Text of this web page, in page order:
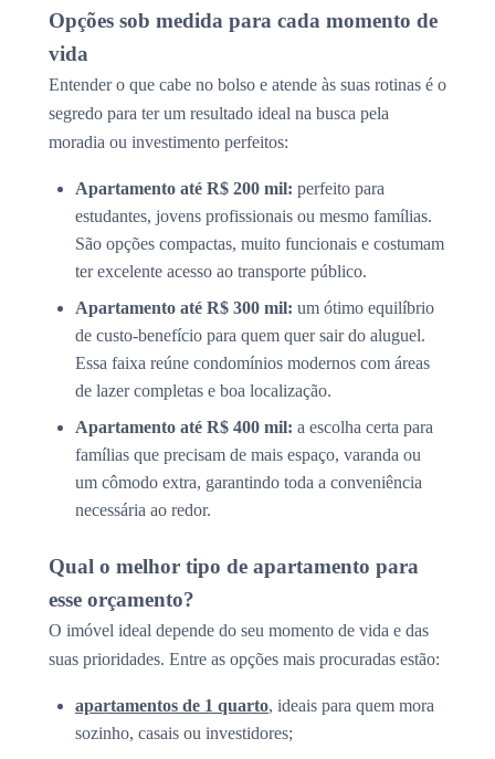
Opções sob medida para cada momento de
vida
Entender o que cabe no bolso e atende às suas rotinas é o
segredo para ter um resultado ideal na busca pela
moradia ou investimento perfeitos:
Apartamento até R$ 200 mil: perfeito para
estudantes, jovens profissionais ou mesmo famílias.
São opções compactas, muito funcionais e costumam
ter excelente acesso ao transporte público.
Apartamento até R$ 300 mil: um ótimo equilíbrio
de custo-benefício para quem quer sair do aluguel.
Essa faixa reúne condomínios modernos com áreas
de lazer completas e boa localização.
Apartamento até R$ 400 mil: a escolha certa para
famílias que precisam de mais espaço, varanda ou
um cômodo extra, garantindo toda a conveniência
necessária ao redor.
Qual o melhor tipo de apartamento para
esse orçamento?
O imóvel ideal depende do seu momento de vida e das
suas prioridades. Entre as opções mais procuradas estão:
apartamentos de 1 quarto, ideais para quem mora
sozinho, casais ou investidores;